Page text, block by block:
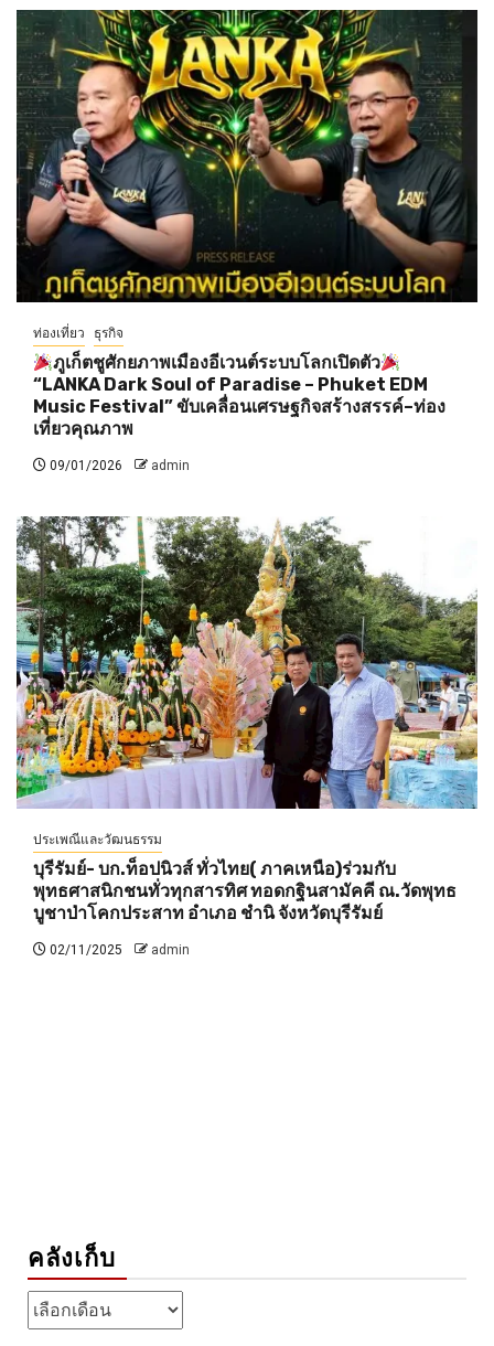
ท่องเที่ยว ธุรกิจ
ภูเก็ตชูศักยภาพเมืองอีเวนต์ระบบโลกเปิดตัว
“LANKA Dark Soul of Paradise – Phuket EDM
Music Festival” ขับเคลื่อนเศรษฐกิจสร้างสรรค์–ท่อง
เที่ยวคุณภาพ
09/01/2026 admin
ประเพณีและวัฒนธรรม
บุรีรัมย์- บก.ท็อปนิวส์ ทั่วไทย( ภาคเหนือ)ร่วมกับ
พุทธศาสนิกชนทั่วทุกสารทิศ ทอดกฐินสามัคคี ณ.วัดพุทธ
บูชาป่าโคกประสาท อำเภอ ชำนิ จังหวัดบุรีรัมย์
02/11/2025 admin
คลังเก็บ
คลัง
เก็บ